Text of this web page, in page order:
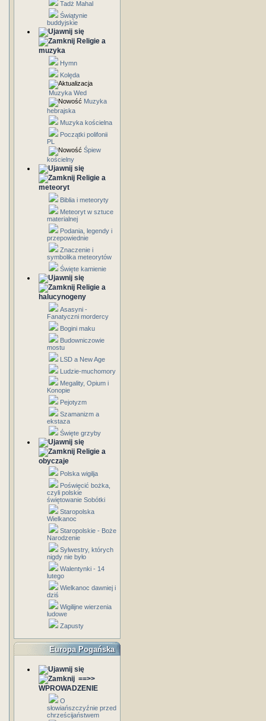
Tadż Mahal
Świątynie
buddyjskie
Religie a
muzyka
Hymn
Kolęda
Muzyka Wed
Muzyka
hebrajska
Muzyka kościelna
Początki polifonii
PL
Śpiew
kościelny
Religie a
meteoryt
Biblia i meteoryty
Meteoryt w sztuce
materialnej
Podania, legendy i
przepowiednie
Znaczenie i
symbolika meteorytów
Święte kamienie
Religie a
halucynogeny
Asasyni -
Fanatyczni mordercy
Bogini maku
Budowniczowie
mostu
LSD a New Age
Ludzie-muchomory
Megality, Opium i
Konopie
Pejotyzm
Szamanizm a
ekstaza
Święte grzyby
Religie a
obyczaje
Polska wigilja
Poświęcić bożka,
czyli polskie
świętowanie Sobótki
Staropolska
Wielkanoc
Staropolskie - Boże
Narodzenie
Sylwestry, których
nigdy nie było
Walentynki - 14
lutego
Wielkanoc dawniej i
dziś
Wigilijne wierzenia
ludowe
Zapusty
Europa Pogańska
==>>
WPROWADZENIE
O
słowiańszczyźnie przed
chrześcijaństwem